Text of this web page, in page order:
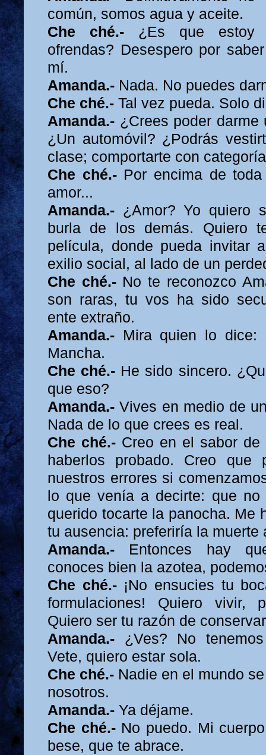
común, somos agua y aceite.
Che ché.- ¿Es que estoy
ofrendas? Desespero por
mí.
Amanda.- Nada. No puedes
Che ché.- Tal vez pueda. Solo
Amanda.- ¿Crees poder darme
¿Un automóvil? ¿Podrás
clase; comportarte con
Che ché.-Por encima de toda
amor...
Amanda.- ¿Amor? Yo quiero
burla de los demás. Quiero
película, donde pueda invitar
exilio social, al lado de un
Che ché.-No te reconozco
son raras, tu vos ha sido
ente extraño.
Amanda.- Mira quien lo dice:
Mancha.
Che ché.- He sido sincero.
que eso?
Amanda.-Vives en medio de
Nada de lo que crees es real.
Che ché.- Creo en el sabor
haberlos probado. Creo que
nuestros errores si
lo que venía a decirte: que
querido tocarte la panocha. Me
tu ausencia: preferiría la muerte
Amanda.- Entonces hay
conoces bien la azotea,
Che ché.- ¡No ensucies tu
formulaciones! Quiero vivir,
Quiero ser tu razón de
Amanda.- ¿Ves? No
Vete, quiero estar sola.
Che ché.- Nadie en el mundo
nosotros.
Amanda.- Ya déjame.
Che ché.- No puedo. Mi
bese, que te abrace.